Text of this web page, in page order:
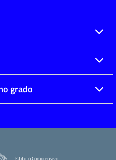
grado
Istituto Comprensivo